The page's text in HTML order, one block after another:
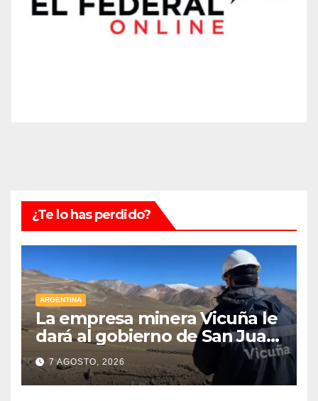
¿Te lo has perdido?
ARGENTINA
La empresa minera Vicuña le
dará al gobierno de San Juan
U$D 250 millones cómo un
aporte extraordinario y no
reembolsable
7 AGOSTO, 2026